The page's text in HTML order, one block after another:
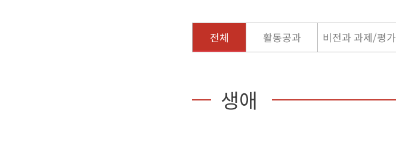
전체 활동공과 비전과 과제/평가
생애